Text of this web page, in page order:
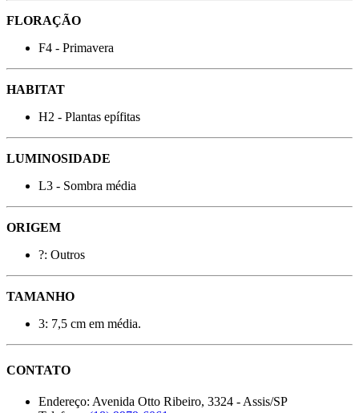
FLORAÇÃO
F4 - Primavera
HABITAT
H2 - Plantas epífitas
LUMINOSIDADE
L3 - Sombra média
ORIGEM
?: Outros
TAMANHO
3: 7,5 cm em média.
CONTATO
Endereço: Avenida Otto Ribeiro, 3324 - Assis/SP